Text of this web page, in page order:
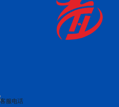
客服电话